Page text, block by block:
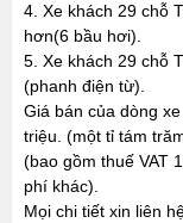
4. Xe khách 29 chỗ
hơn(6 bầu hơi).
5. Xe khách 29 chỗ
(phanh điện từ).
Giá bán của dòng
triệu. (một tỉ tám
(bao gồm thuế VAT
phí khác).
Mọi chi tiết xin liên